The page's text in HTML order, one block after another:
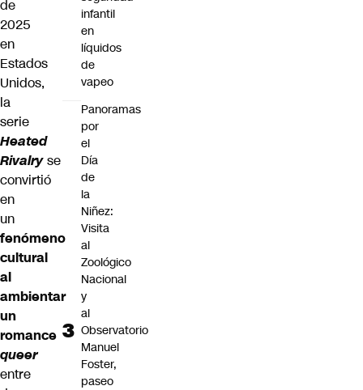
de
2025
en
Estados
Unidos,
la
serie
Heated
Rivalryse
convirtió
en
un
fenómeno
cultural
al
ambientar
un
romance
queer
entre
infantil
en
líquidos
de
vapeo
Panoramas
por
el
Día
de
la
Niñez:
Visita
al
Zoológico
Nacional
y
al
Observatorio
Manuel
Foster,
paseo